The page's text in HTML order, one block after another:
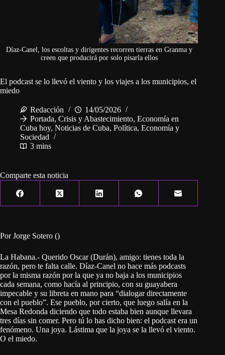
Díaz-Canel, los escoltas y dirigentes recorren tierras en Granma y
creen que producirá por solo pisarla ellos
El podcast se lo llevó el viento y los viajes a los municipios, el
miedo
Redacción
14/05/2026
Portada, Crisis y Abastecimiento, Economía en
Cuba hoy, Noticias de Cuba, Política, Economía y
Sociedad
3 mins
Comparte esta noticia
Por Jorge Sotero ()
La Habana.- Querido Oscar (Durán), amigo: tienes toda la
razón, pero te falta calle. Díaz-Canel no hace más podcasts
por la misma razón por la que ya no baja a los municipios
cada semana, como hacía al principio, con su guayabera
impecable y su libreta en mano para “dialogar directamente
con el pueblo”. Ese pueblo, por cierto, que luego salía en la
Mesa Redonda diciendo que todo estaba bien aunque llevara
tres días sin comer. Pero tú lo has dicho bien: el podcast era un
fenómeno. Una joya. Lástima que la joya se la llevó el viento.
O el miedo.